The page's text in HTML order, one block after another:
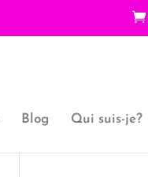
Blog Qui suis-je?